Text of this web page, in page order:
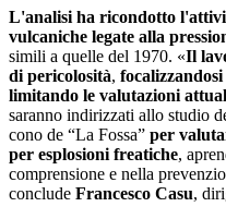
L'analisi ha ricondotto
vulcaniche legate alla
simili a quelle del 1970. «Il
di pericolosità,
limitando le valutazioni
saranno indirizzati allo studio
cono de “La Fossa” per
per esplosioni freatiche,
comprensione e nella
conclude Francesco Casu,